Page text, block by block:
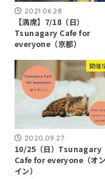
2021.06.28
【満席】7/18（日）
Tsunagary Cafe for
everyone（京都）
開催
2020.09.27
10/25（日）Tsunagary
Cafe for everyone（オ
イン）